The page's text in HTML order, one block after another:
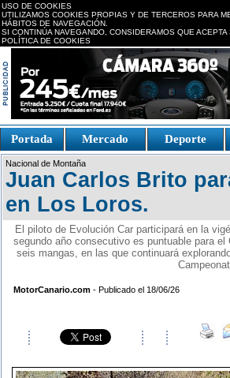
USO DE COOKIES
UTILIZAMOS COOKIES PROPIAS Y DE TERCEROS PARA
HÁBITOS DE NAVEGACIÓN.
SI CONTINÚA NAVEGANDO, CONSIDERAMOS QUE
POLÍTICA DE COOKIES
replica watches canada
Portada Mercado Deporte
Fake Watches
replica-
watch.is
Nacional de Montaña
Juan Carlos Brito
en Los Loros.
El piloto de Evolución Car participará en la
segundo año consecutivo es puntuable para
seis mangas, en las que continuará
MotorCanario.com - Publicado el 18/06/26